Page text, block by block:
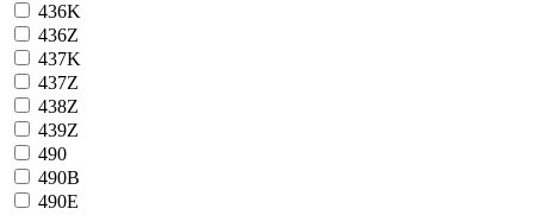
436K
436Z
437K
437Z
438Z
439Z
490
490B
490E